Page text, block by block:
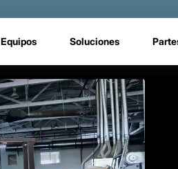
Equipos Soluciones